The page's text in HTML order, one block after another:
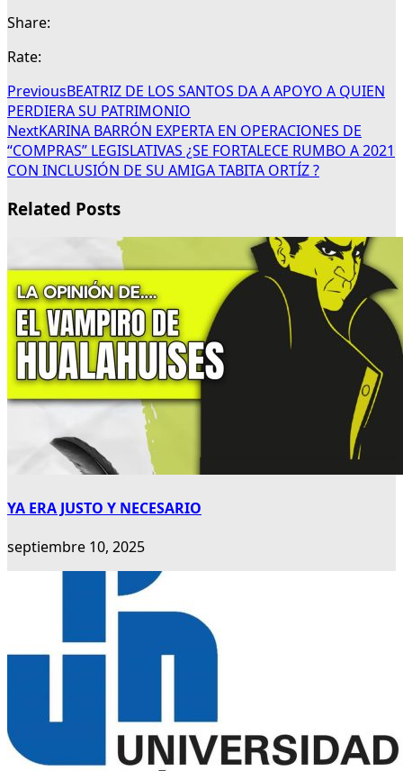
Share:
Rate:
PreviousBEATRIZ DE LOS SANTOS DA A APOYO A QUIEN
PERDIERA SU PATRIMONIO
NextKARINA BARRÓN EXPERTA EN OPERACIONES DE
“COMPRAS” LEGISLATIVAS ¿SE FORTALECE RUMBO A 2021
CON INCLUSIÓN DE SU AMIGA TABITA ORTÍZ ?
Related Posts
YA ERA JUSTO Y NECESARIO
septiembre 10, 2025